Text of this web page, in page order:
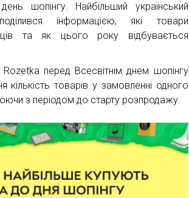
шопінгу. Найбільший український
інформацією, які товари
та як цього року відбувається
Rozetka перед Всесвітнім днем шопінгу
товарів у замовленні одного
з періодом до старту розпродажу.